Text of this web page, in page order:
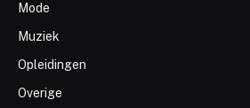
Mode
Muziek
Opleidingen
Overige